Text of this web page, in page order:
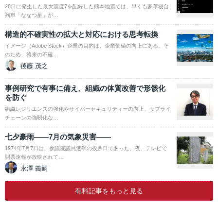
28日に発生した最大震度7を記録した熊本地震では、早くも豪華寝台
列車「ななつ星」が…
構造的不確実性の拡大と対応における思考転換
イメージ（Adobe Stock）企業の目的は、企業価値の向上にある。そ
のため、将来の不確…
後藤 茂之
事例研究で有事に備え、組織の体質改善で形骸化
を防ぐ
組織レジリエンスの強化やサイバーセキュリティーの向上、サプライ
チェーンの強靭化な…
七夕豪雨――7月の気象災害――
1974年7月7日は、参議院議員選挙の投票日であった。夜、テレビで
開票速報が放映されて…
永澤 義嗣
有料記事をもっと見る